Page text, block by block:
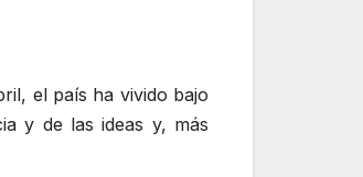
el país ha vivido bajo
y de las ideas y, más